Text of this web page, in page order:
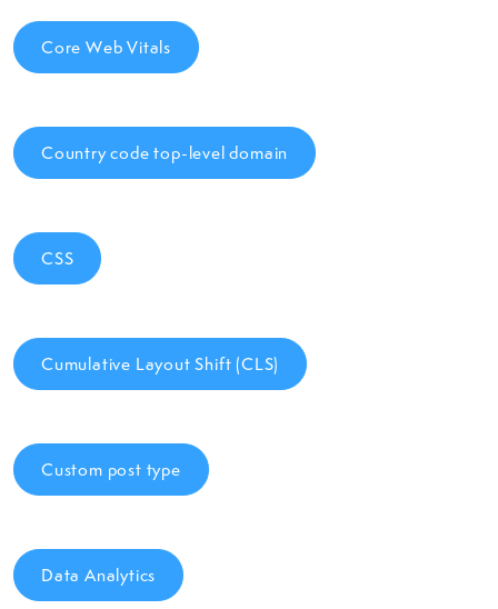
Core Web Vitals
Country code top-level domain
CSS
Cumulative Layout Shift (CLS)
Custom post type
Data Analytics